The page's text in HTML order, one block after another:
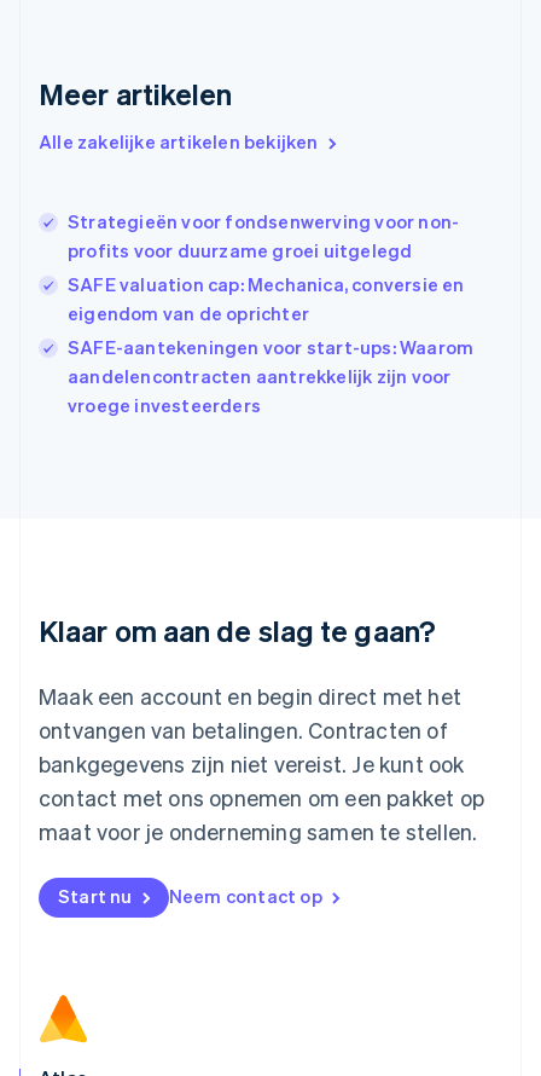
Meer artikelen
Alle zakelijke artikelen bekijken
Strategieën voor fondsenwerving voor non-
profits voor duurzame groei uitgelegd
SAFE valuation cap: Mechanica, conversie en
eigendom van de oprichter
SAFE-aantekeningen voor start-ups: Waarom
aandelencontracten aantrekkelijk zijn voor
vroege investeerders
Klaar om aan de slag te gaan?
Maak een account en begin direct met het
ontvangen van betalingen. Contracten of
bankgegevens zijn niet vereist. Je kunt ook
contact met ons opnemen om een pakket op
maat voor je onderneming samen te stellen.
Start nu Neem contact op
English
English
Ierland
English
English
Italië
Italiano English
日本語English
Kroatië
FrançaisDeutschEnglish
English
Malta
English
Mexico
Nederland
NederlandsEnglish
English
Noorwegen
English
Portugal